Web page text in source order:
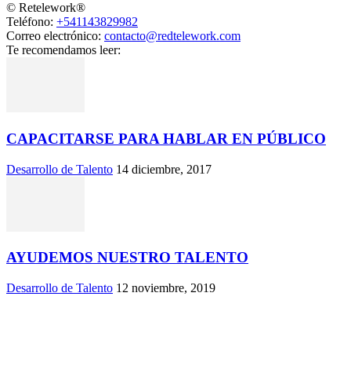
© Retelework®
Teléfono: +541143829982
Correo electrónico: contacto@redtelework.com
Te recomendamos leer:
CAPACITARSE PARA HABLAR EN PÚBLICO
Desarrollo de Talento 14 diciembre, 2017
AYUDEMOS NUESTRO TALENTO
Desarrollo de Talento 12 noviembre, 2019